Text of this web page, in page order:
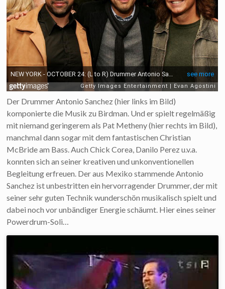
Der Drummer Antonio Sanchez (hier links im Bild)
komponierte die Musik zu Birdman. Und er spielt regelmäßig
mit niemand geringerem als Pat Metheny (hier rechts im Bild),
manchmal dann sogar mit dem fantastischen Christian
McBride am Bass. Auch Chick Corea, Danilo Perez u.v.a.
konnten sich an seiner kreativen und unkonventionellen
Begleitung erfreuen. Der aus Mexiko stammende Antonio
Sanchez ist unbestritten ein hervorragender Drummer, der mit
seiner sehr guten Technik wunderschön musikalisch spielt und
dabei noch vor unbändiger Energie schäumt. Hier eines seiner
Powerdrum-Soli…